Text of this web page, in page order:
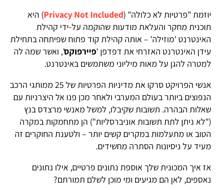
יוזמת "פרטיות לא כלולה" (Privacy Not Included) היא
תוכנית מחקר והעלאת מודעות שהוקמה על-ידי קהילת
האינטרנט 'מוזילה' – אותה קהילת קוד פתוח שפיתחה בתחילת
עידן האינטרנט האזרחי את דפדפן 'פיירפוקס', ואשר שמה לה
למטרה להגן על מאות מיליוני משתמשים באינטרנט.
אנשי הפרויקט סרקו את מדיניות הפרטיות של 25 ממותגי הרכב
הנפוצים ביותר בעולם המערבי ולאחר מכן פנו אל היצרניות עם
שאלות הבהרה. תשובות שקיבלו, למשל מאנשי מרצדס בנץ
("לא ניתן לתת תשובות אוניברסליות") הן מתחמקות במקרה
הטוב או מתעלמות במקרים קשים יותר – ולטענת החוקרים זה
מעיד על ניסיונות הסתרה מחשידים.
אז איך המכונית שלך אוספת נתונים פרטיים, אילו נתונים
נאספים, לאן הם מגיעים ומי מוכן לשלם תמורתם?